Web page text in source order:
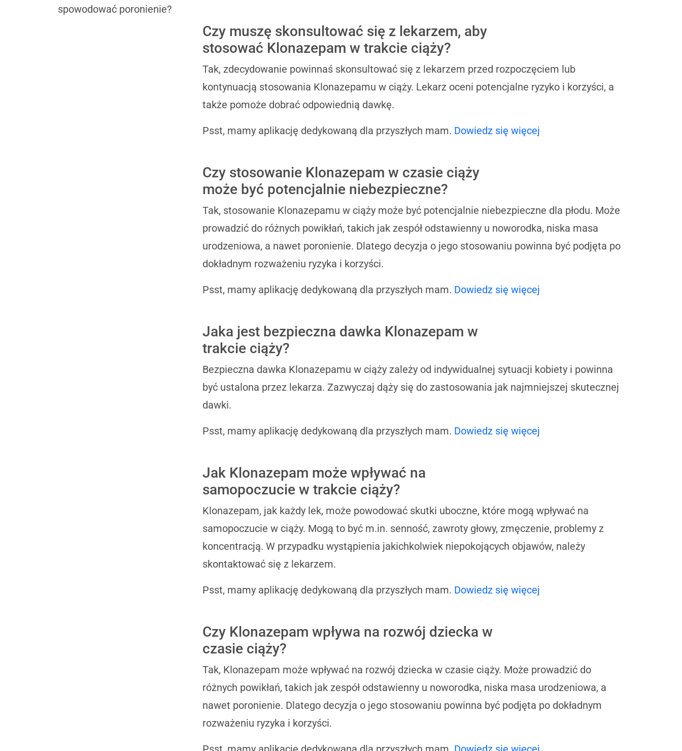
spowodować poronienie?
Czy muszę skonsultować się z lekarzem, aby
stosować Klonazepam w trakcie ciąży?
Tak, zdecydowanie powinnaś skonsultować się z lekarzem przed rozpoczęciem lub
kontynuacją stosowania Klonazepamu w ciąży. Lekarz oceni potencjalne ryzyko i korzyści, a
także pomoże dobrać odpowiednią dawkę.
Psst, mamy aplikację dedykowaną dla przyszłych mam. Dowiedz się więcej
Czy stosowanie Klonazepam w czasie ciąży
może być potencjalnie niebezpieczne?
Tak, stosowanie Klonazepamu w ciąży może być potencjalnie niebezpieczne dla płodu. Może
prowadzić do różnych powikłań, takich jak zespół odstawienny u noworodka, niska masa
urodzeniowa, a nawet poronienie. Dlatego decyzja o jego stosowaniu powinna być podjęta po
dokładnym rozważeniu ryzyka i korzyści.
Psst, mamy aplikację dedykowaną dla przyszłych mam. Dowiedz się więcej
Jaka jest bezpieczna dawka Klonazepam w
trakcie ciąży?
Bezpieczna dawka Klonazepamu w ciąży zależy od indywidualnej sytuacji kobiety i powinna
być ustalona przez lekarza. Zazwyczaj dąży się do zastosowania jak najmniejszej skutecznej
dawki.
Psst, mamy aplikację dedykowaną dla przyszłych mam. Dowiedz się więcej
Jak Klonazepam może wpływać na
samopoczucie w trakcie ciąży?
Klonazepam, jak każdy lek, może powodować skutki uboczne, które mogą wpływać na
samopoczucie w ciąży. Mogą to być m.in. senność, zawroty głowy, zmęczenie, problemy z
koncentracją. W przypadku wystąpienia jakichkolwiek niepokojących objawów, należy
skontaktować się z lekarzem.
Psst, mamy aplikację dedykowaną dla przyszłych mam. Dowiedz się więcej
Czy Klonazepam wpływa na rozwój dziecka w
czasie ciąży?
Tak, Klonazepam może wpływać na rozwój dziecka w czasie ciąży. Może prowadzić do
różnych powikłań, takich jak zespół odstawienny u noworodka, niska masa urodzeniowa, a
nawet poronienie. Dlatego decyzja o jego stosowaniu powinna być podjęta po dokładnym
rozważeniu ryzyka i korzyści.